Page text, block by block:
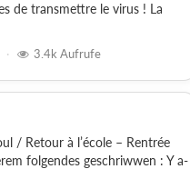
de transmettre le virus ! La
3.4k Aufrufe
/ Retour à l’école – Rentrée
folgendes geschriwwen : Y a-